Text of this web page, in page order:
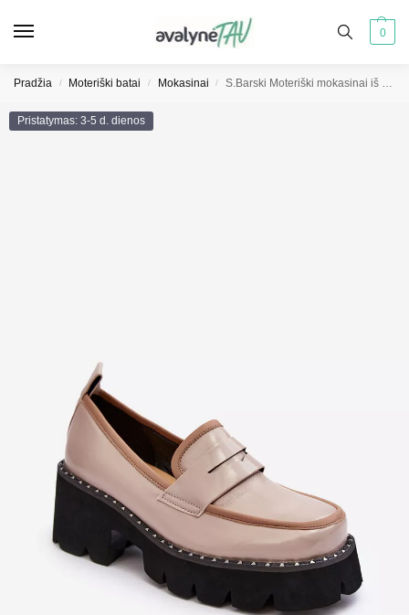
0
Pradžia / Moteriški batai / Mokasinai / S.Barski Moteriški mokasinai iš ekologiškos odos smėlio spalvos
Pristatymas: 3-5 d. dienos